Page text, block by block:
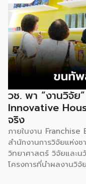
วช. พา “งานวิจัย
Innovative
จริง
ภายในงาน
สำนักงานการวิจัยแห่ง
วิทยาศาสตร์ วิจัยและ
โครงการที่นำผลงานวิ